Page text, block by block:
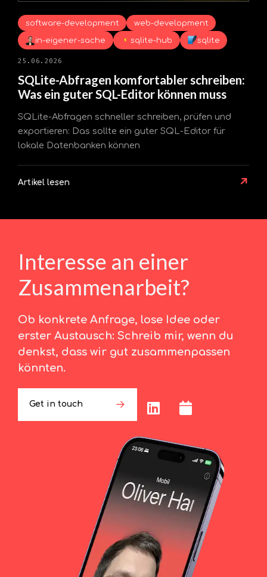
software-development
web-development
in-eigener-sache
sqlite-hub sqlite
25.06.2026
SQLite-Abfragen komfortabler schreiben:
Was ein guter SQL-Editor können muss
SQLite-Abfragen schneller schreiben, prüfen und
exportieren: Das sollte ein guter SQL-Editor für
lokale Datenbanken können
Artikel lesen ↗
Interesse an einer
Zusammenarbeit?
Ob konkrete Anfrage, lose Idee oder
erster Austausch: Schreib mir, wenn du
denkst, dass wir gut zusammenpassen
könnten.
Get in touch